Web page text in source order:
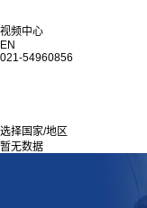
视频中心
EN
021-54960856
选择国家/地区
暂无数据